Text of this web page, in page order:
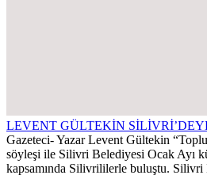
LEVENT GÜLTEKİN
Gazeteci- Yazar Levent Gültekin
söyleşi ile Silivri Belediyesi Ocak Ayı
kapsamında Silivrililerle buluştu.